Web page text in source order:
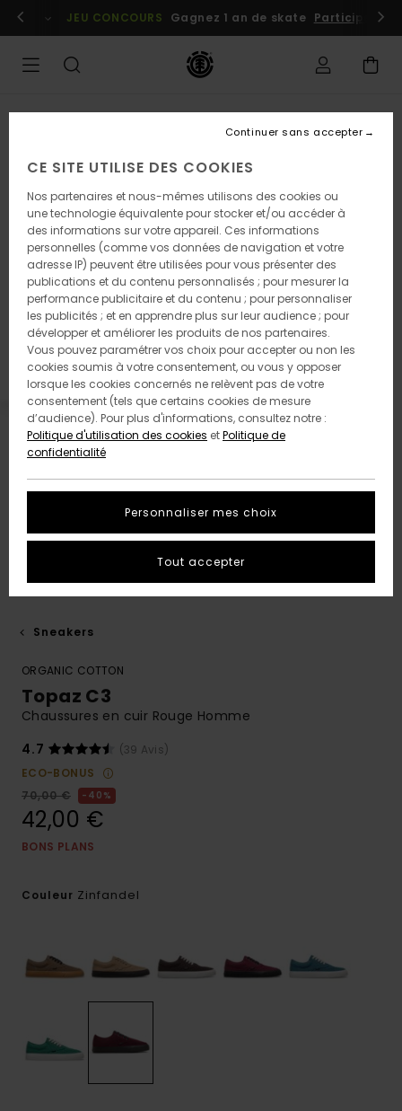
l'information
Se connecter / s'inscrire
JEU CONCOURS Gagnez 1 an de skate Participez
Sneakers
ORGANIC COTTON
Topaz C3
Chaussures en cuir Rouge Homme
4.7
(39 Avis)
ECO-BONUS
70,00 €
40%
42,00 €
BONS PLANS
Couleur Zinfandel
CE SITE UTILISE DES COOKIES
Nos partenaires et nous-mêmes utilisons des cookies ou
une technologie équivalente pour stocker et/ou accéder à
des informations sur votre appareil. Ces informations
personnelles (comme vos données de navigation et votre
adresse IP) peuvent être utilisées pour vous présenter des
publications et du contenu personnalisés ; pour mesurer la
performance publicitaire et du contenu ; pour personnaliser
les publicités ; et en apprendre plus sur leur audience ; pour
développer et améliorer les produits de nos partenaires.
Vous pouvez paramétrer vos choix pour accepter ou non les
cookies soumis à votre consentement, ou vous y opposer
lorsque les cookies concernés ne relèvent pas de votre
consentement (tels que certains cookies de mesure
d’audience). Pour plus d'informations, consultez notre :
Politique d'utilisation des cookies etPolitique de
confidentialité
Personnaliser mes choix
Continuer sans accepter
Tout accepter